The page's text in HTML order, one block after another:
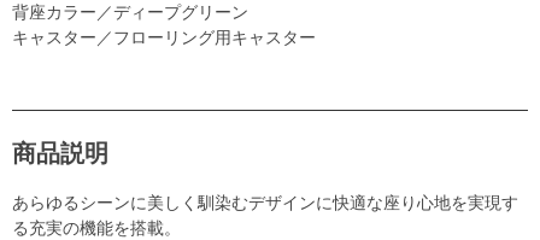
背座カラー／ディープグリーン
キャスター／フローリング用キャスター
商品説明
あらゆるシーンに美しく馴染むデザインに快適な座り心地を実現す
る充実の機能を搭載。